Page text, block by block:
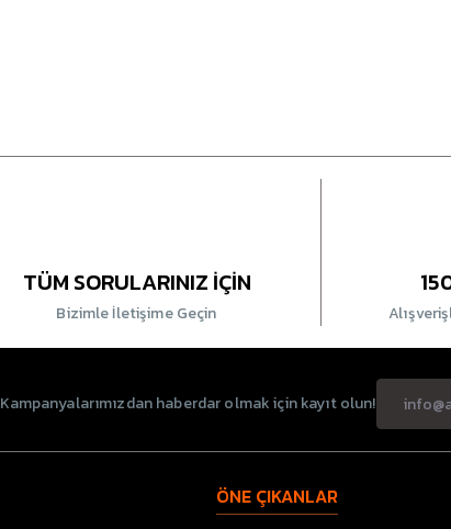
TÜM SORULARINIZ İÇİN
Bizimle İletişime Geçin
Kampanyalarımızdan haberdar olmak için kayıt olun!
ÖNE ÇIKANLAR